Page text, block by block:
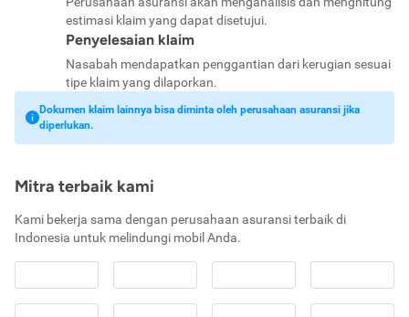
estimasi klaim yang dapat disetujui.
Penyelesaian klaim
Nasabah mendapatkan penggantian dari kerugian sesuai
tipe klaim yang dilaporkan.
Dokumen klaim lainnya bisa diminta oleh perusahaan asuransi jika
diperlukan.
Mitra terbaik kami
Kami bekerja sama dengan perusahaan asuransi terbaik di
Indonesia untuk melindungi mobil Anda.